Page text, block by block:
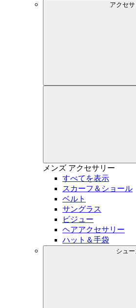
アクセ
メンズ アクセサリー
すべてを表示
スカーフ＆ショール
ベルト
サングラス
ビジュー
ヘアアクセサリー
ハット＆手袋
シュ